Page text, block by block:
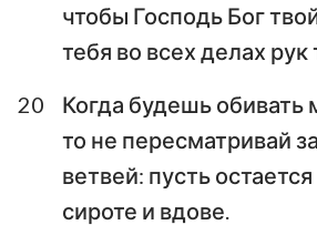
чтобы Господь Бог
тебя во всех делах рук
20
Когда будешь обивать
то не пересматривай
ветвей: пусть
сироте и вдове.